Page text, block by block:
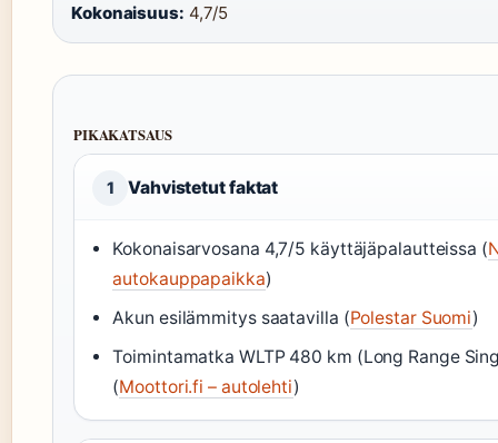
Kokonaisuus: 4,7/5
PIKAKATSAUS
1 Vahvistetut faktat
Kokonaisarvosana 4,7/5 käyttäjäpalautteissa (
autokauppapaikka)
Akun esilämmitys saatavilla (Polestar Suomi)
Toimintamatka WLTP 480 km (Long Range
(Moottori.fi – autolehti)